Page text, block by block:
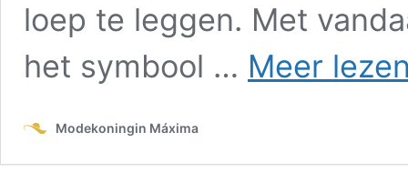
loep te leggen. Met
het symbool … Meer
Modekoningin Máxima